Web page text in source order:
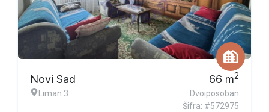
Novi Sad
Liman 3
66 m2
Dvoiposoban
Šifra: #572975